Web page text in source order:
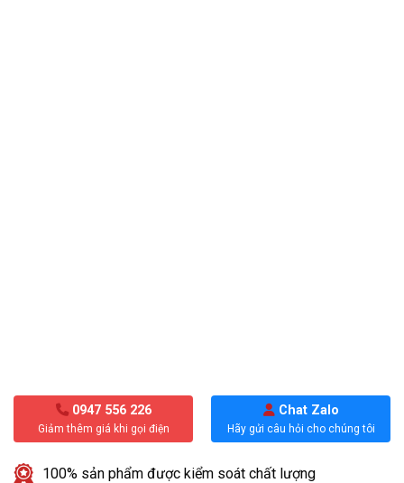
0947 556 226
Giảm thêm giá khi gọi điện
Chat Zalo
Hãy gửi câu hỏi cho chúng tôi
100% sản phẩm được kiểm soát chất lượng